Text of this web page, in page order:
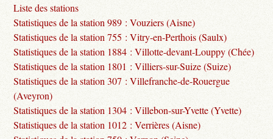
Liste des stations
Statistiques de la station 989 : Vouziers (Aisne)
Statistiques de la station 755 : Vitry-en-Perthois (Saulx)
Statistiques de la station 1884 : Villotte-devant-Louppy (Chée)
Statistiques de la station 1801 : Villiers-sur-Suize (Suize)
Statistiques de la station 307 : Villefranche-de-Rouergue
(Aveyron)
Statistiques de la station 1304 : Villebon-sur-Yvette (Yvette)
Statistiques de la station 1012 : Verrières (Aisne)